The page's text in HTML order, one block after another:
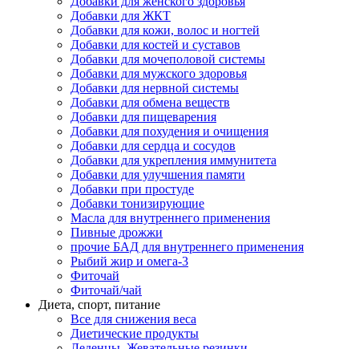
Добавки для ЖКТ
Добавки для кожи, волос и ногтей
Добавки для костей и суставов
Добавки для мочеполовой системы
Добавки для мужского здоровья
Добавки для нервной системы
Добавки для обмена веществ
Добавки для пищеварения
Добавки для похудения и очищения
Добавки для сердца и сосудов
Добавки для укрепления иммунитета
Добавки для улучшения памяти
Добавки при простуде
Добавки тонизирующие
Масла для внутреннего применения
Пивные дрожжи
прочие БАД для внутреннего применения
Рыбий жир и омега-3
Фиточай
Фиточай/чай
Диета, спорт, питание
Все для снижения веса
Диетические продукты